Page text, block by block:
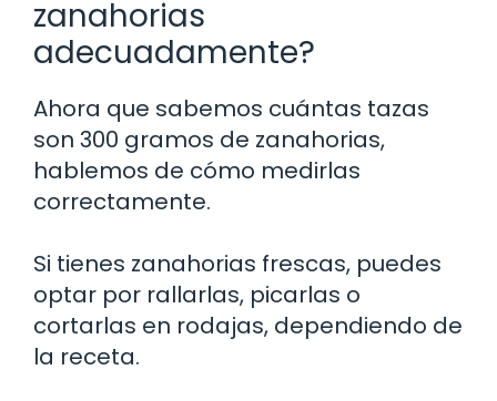
zanahorias
adecuadamente?
Ahora que sabemos cuántas tazas
son 300 gramos de zanahorias,
hablemos de cómo medirlas
correctamente.
Si tienes zanahorias frescas, puedes
optar por rallarlas, picarlas o
cortarlas en rodajas, dependiendo de
la receta.